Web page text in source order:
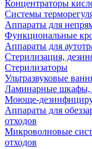
Концентраторы
Системы
Аппараты для
Функциональные
Аппараты для
Стерилизация,
Стерилизаторы
Ультразвуковые
Ламинарные шкафы,
Моюще-
Аппараты для
отходов
Микроволновые
отходов